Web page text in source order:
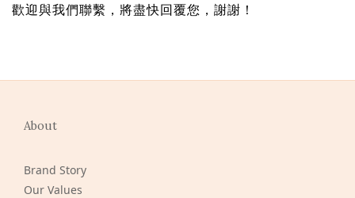
歡迎與我們聯繫，將盡快回覆您，謝謝！
About
Brand Story
Our Values